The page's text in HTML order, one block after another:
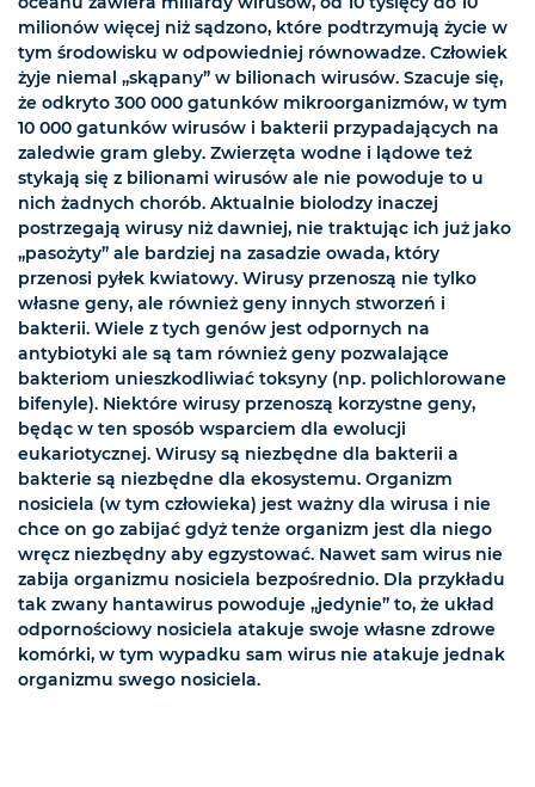
milionów więcej niż sądzono, które podtrzymują życie w
tym środowisku w odpowiedniej równowadze. Człowiek
żyje niemal „skąpany” w bilionach wirusów. Szacuje się,
że odkryto 300 000 gatunków mikroorganizmów, w tym
10 000 gatunków wirusów i bakterii przypadających na
zaledwie gram gleby. Zwierzęta wodne i lądowe też
stykają się z bilionami wirusów ale nie powoduje to u
nich żadnych chorób. Aktualnie biolodzy inaczej
postrzegają wirusy niż dawniej, nie traktując ich już jako
„pasożyty” ale bardziej na zasadzie owada, który
przenosi pyłek kwiatowy. Wirusy przenoszą nie tylko
własne geny, ale również geny innych stworzeń i
bakterii. Wiele z tych genów jest odpornych na
antybiotyki ale są tam również geny pozwalające
bakteriom unieszkodliwiać toksyny (np. polichlorowane
bifenyle). Niektóre wirusy przenoszą korzystne geny,
będąc w ten sposób wsparciem dla ewolucji
eukariotycznej. Wirusy są niezbędne dla bakterii a
bakterie są niezbędne dla ekosystemu. Organizm
nosiciela (w tym człowieka) jest ważny dla wirusa i nie
chce on go zabijać gdyż tenże organizm jest dla niego
wręcz niezbędny aby egzystować. Nawet sam wirus nie
zabija organizmu nosiciela bezpośrednio. Dla przykładu
tak zwany hantawirus powoduje „jedynie” to, że układ
odpornościowy nosiciela atakuje swoje własne zdrowe
komórki, w tym wypadku sam wirus nie atakuje jednak
organizmu swego nosiciela.